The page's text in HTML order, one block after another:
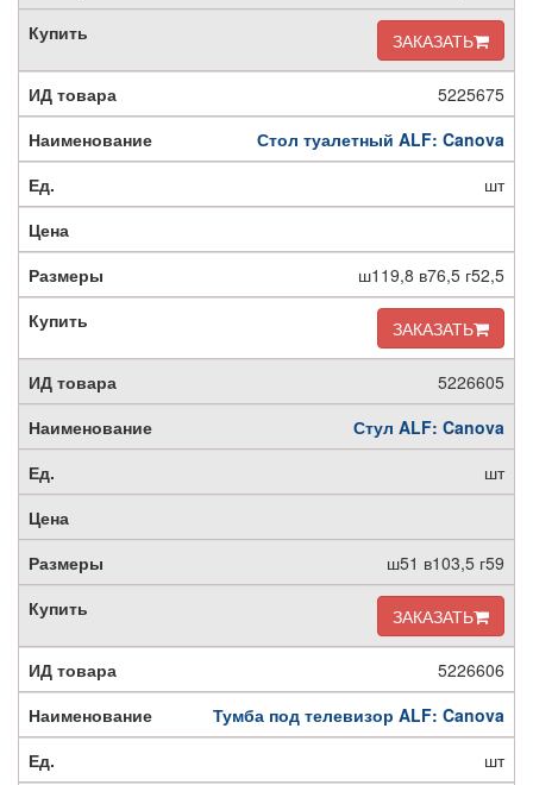
ЗАКАЗАТЬ
5225675
Стол туалетный ALF: Canova
шт
ш119,8 в76,5 г52,5
ЗАКАЗАТЬ
5226605
Стул ALF: Canova
шт
ш51 в103,5 г59
ЗАКАЗАТЬ
5226606
Тумба под телевизор ALF: Canova
шт